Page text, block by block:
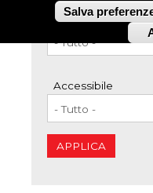
Salva
Tutte le tipologie
Accessibile